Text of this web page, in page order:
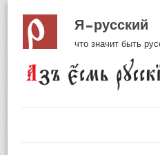
Я русский
что значит быть